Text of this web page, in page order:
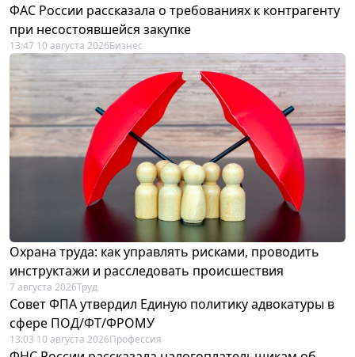
ФАС России рассказала о требованиях к контрагенту
при несостоявшейся закупке
13:47 10 августа 2026Бизнес
Охрана труда: как управлять рисками, проводить
инструктажи и расследовать происшествия
7 августа 2026Труд
Совет ФПА утвердил Единую политику адвокатуры в
сфере ПОД/ФТ/ФРОМУ
13:03 10 августа 2026Профессия